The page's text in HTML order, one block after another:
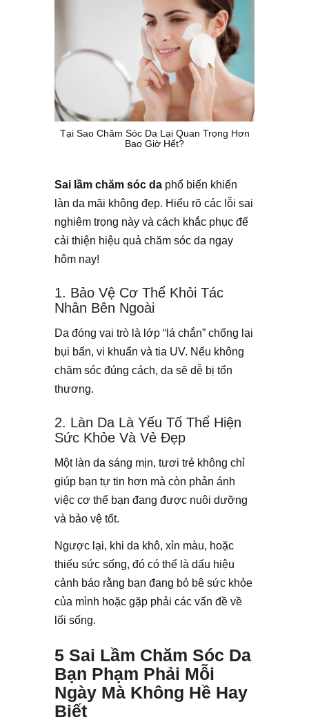
Tại Sao Chăm Sóc Da Lại Quan Trọng Hơn
Bao Giờ Hết?
Sai lầm chăm sóc da phổ biến khiến
làn da mãi không đẹp. Hiểu rõ các lỗi sai
nghiêm trọng này và cách khắc phục để
cải thiện hiệu quả chăm sóc da ngay
hôm nay!
1. Bảo Vệ Cơ Thể Khỏi Tác
Nhân Bên Ngoài
Da đóng vai trò là lớp “lá chắn” chống lại
bụi bẩn, vi khuẩn và tia UV. Nếu không
chăm sóc đúng cách, da sẽ dễ bị tổn
thương.
2. Làn Da Là Yếu Tố Thể Hiện
Sức Khỏe Và Vẻ Đẹp
Một làn da sáng mịn, tươi trẻ không chỉ
giúp bạn tự tin hơn mà còn phản ánh
việc cơ thể bạn đang được nuôi dưỡng
và bảo vệ tốt.
Ngược lại, khi da khô, xỉn màu, hoặc
thiếu sức sống, đó có thể là dấu hiệu
cảnh báo rằng bạn đang bỏ bê sức khỏe
của mình hoặc gặp phải các vấn đề về
lối sống.
5 Sai Lầm Chăm Sóc Da
Bạn Phạm Phải Mỗi
Ngày Mà Không Hề Hay
Biết